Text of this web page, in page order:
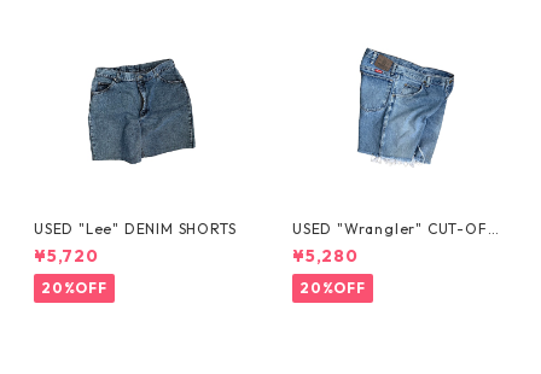
USED "Lee" DENIM SHORTS
¥5,720
20%OFF
USED "Wrangler" CUT-OFF
DENIM SHORTS
¥5,280
20%OFF